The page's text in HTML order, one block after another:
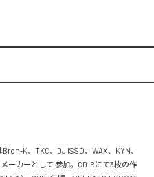
K、TKC、DJ ISSO、WAX、KYN、
ーカーとして 参加。CD-Rにて3枚の作